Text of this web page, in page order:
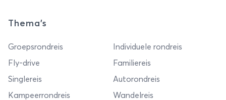
Thema's
Groepsrondreis
Individuele rondreis
Fly-drive
Familiereis
Singlereis
Autorondreis
Kampeerrondreis
Wandelreis